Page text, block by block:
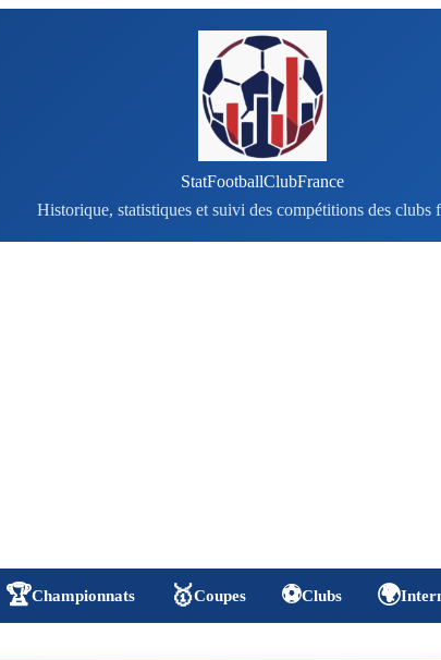
StatFootballClubFrance
Historique, statistiques et suivi des compétitions des clubs
🏆Championnats 🥇Coupes ⚽Clubs 🌍